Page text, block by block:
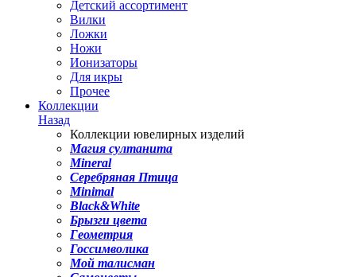
Детский ассортимент
Вилки
Ложки
Ножи
Ионизаторы
Для икры
Прочее
Коллекции
Назад
Коллекции ювелирных изделий
Магия султанита
Mineral
Серебряная Птица
Minimal
Black&White
Брызги цвета
Геометрия
Госсимволика
Мой талисман